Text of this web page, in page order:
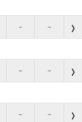
– –
– –
– –